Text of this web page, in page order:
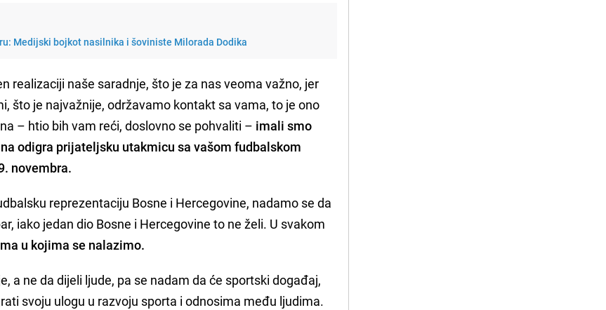
Medijski bojkot nasilnika i šoviniste Milorada Dodika
realizaciji naše saradnje, što je za nas veoma važno, jer
što je najvažnije, održavamo kontakt sa vama, to je ono
– htio bih vam reći, doslovno se pohvaliti – imali smo
odigra prijateljsku utakmicu sa vašom fudbalskom
novembra.
reprezentaciju Bosne i Hercegovine, nadamo se da
iako jedan dio Bosne i Hercegovine to ne želi. U svakom
u kojima se nalazimo.
a ne da dijeli ljude, pa se nadam da će sportski događaj,
svoju ulogu u razvoju sporta i odnosima među ljudima.